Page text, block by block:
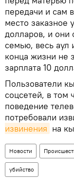
передачи и сам
место заказное
долларов, и они
семью, весь аул
конца жизни не
зарплата 10
Пользователи
соцсетей, в том
поведение
потребовали
извинения на
Новости
убийство